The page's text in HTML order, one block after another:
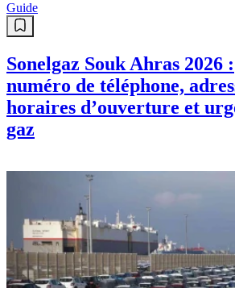
Guide
Sonelgaz Souk Ahras 2026 :
numéro de téléphone,
horaires d’ouverture et
gaz